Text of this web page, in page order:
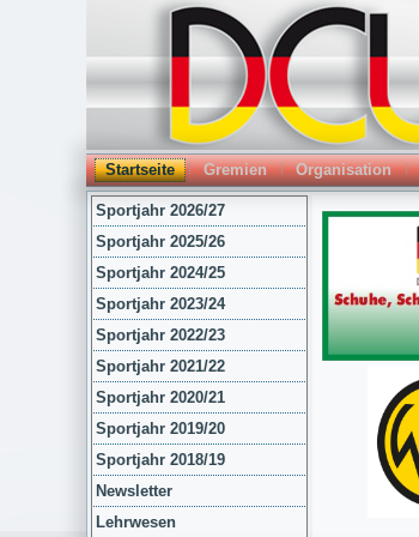
Startseite Gremien Organisation
Sportjahr 2026/27
Sportjahr 2025/26
Sportjahr 2024/25
Sportjahr 2023/24
Sportjahr 2022/23
Sportjahr 2021/22
Sportjahr 2020/21
Sportjahr 2019/20
Sportjahr 2018/19
Newsletter
Lehrwesen